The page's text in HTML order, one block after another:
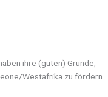
ihre (guten) Gründe,
Westafrika zu fördern.